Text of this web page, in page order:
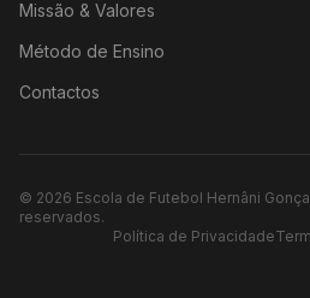
Missão & Valores
Método de Ensino
Contactos
© 2026 Escola de Futebol Hernâni
reservados.
Política de Privacidade